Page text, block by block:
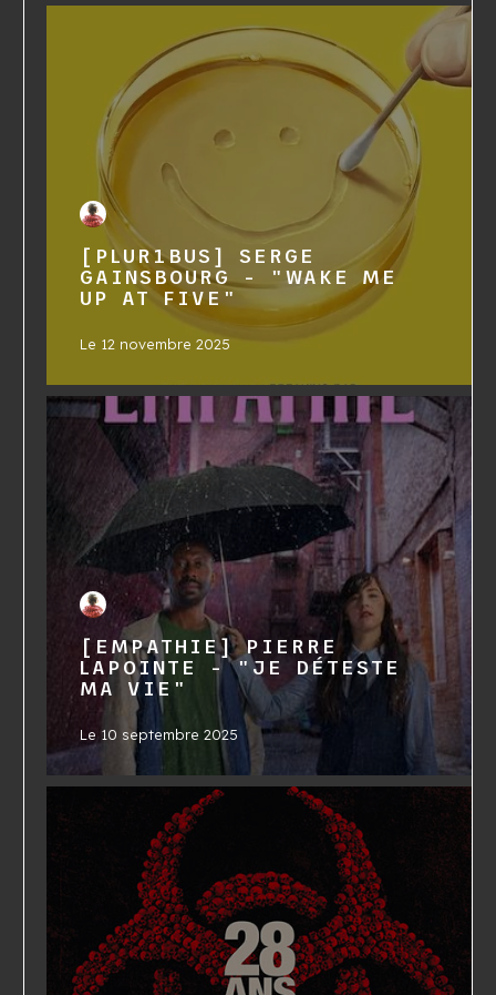
[PLUR1BUS] SERGE
GAINSBOURG - "WAKE ME
UP AT FIVE"
Le 12 novembre 2025
[EMPATHIE] PIERRE
LAPOINTE - "JE DÉTESTE
MA VIE"
Le 10 septembre 2025